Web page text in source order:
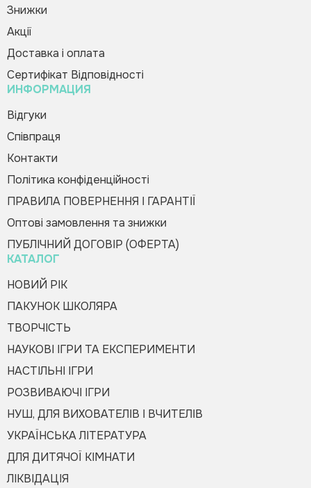
Знижки
Акції
Доставка і оплата
Сертифікат Відповідності
ИНФОРМАЦИЯ
Відгуки
Співпраця
Контакти
Політика конфіденційності
ПРАВИЛА ПОВЕРНЕННЯ І ГАРАНТІЇ
Оптові замовлення та знижки
ПУБЛІЧНИЙ ДОГОВІР (ОФЕРТА)
КАТАЛОГ
НОВИЙ РІК
ПАКУНОК ШКОЛЯРА
ТВОРЧІСТЬ
НАУКОВІ ІГРИ ТА ЕКСПЕРИМЕНТИ
НАСТІЛЬНІ ІГРИ
РОЗВИВАЮЧІ ІГРИ
НУШ, ДЛЯ ВИХОВАТЕЛІВ І ВЧИТЕЛІВ
УКРАЇНСЬКА ЛІТЕРАТУРА
ДЛЯ ДИТЯЧОЇ КІМНАТИ
ЛІКВІДАЦІЯ